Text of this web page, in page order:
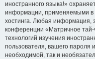
иностранного языка!»
информации, применяемыми в
хостинга. Любая информация,
конференции «Матричное
технологий изучения
пользователя, вашего пароля
необходимой, так и